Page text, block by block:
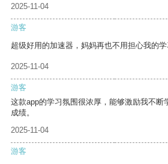
2025-11-04
游客
超级好用的加速器，妈妈再也不用担心我的学
2025-11-04
游客
这款app的学习氛围很浓厚，能够激励我不断
成绩。
2025-11-04
游客